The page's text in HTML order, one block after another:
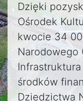
Dzięki
Ośrodek
kwocie 34
Narodowego
środków
Dziedzictwa